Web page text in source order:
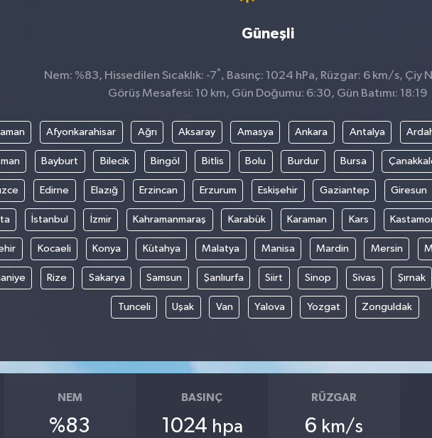
Güneşli
Nem: %83, Hissedilen Sıcaklık: -7° , Basınç: 1024 hPa, Rüzgar: 6 km/s, Çiy
Görüş Mesafesi: 10 km, Gün Doğumu: 6:30, Gün Batımı: 18:19
Afyonkarahisar Ağrı Aksaray Amasya Ankara Antalya
Bayburt Bilecik Bingöl Bitlis Bolu Burdur Bursa
Edirne Elazığ Erzincan Erzurum Eskişehir Gaziantep Giresun
İstanbul İzmir Kahramanmaraş Karabük Karaman Kars
Kocaeli Konya Kütahya Malatya Manisa Mardin Mersin
Rize Sakarya Samsun Şanlıurfa Siirt Sinop Sivas Şırnak
Tunceli Uşak Van Yalova Yozgat Zonguldak
NEM
%83
BASINÇ
1024 hpa
RÜZGAR
6 km/s